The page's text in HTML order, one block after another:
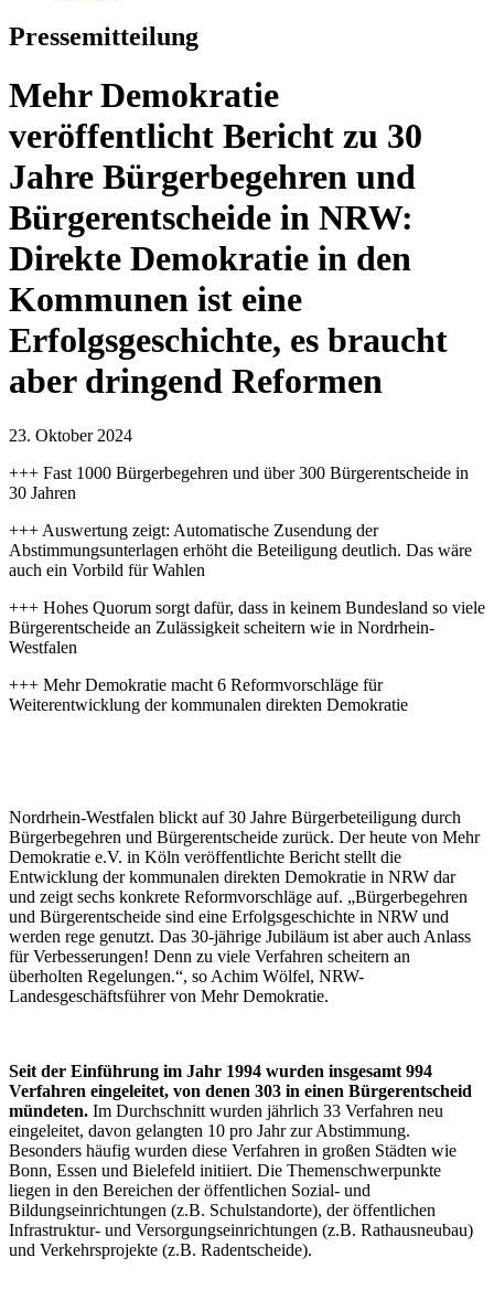
Pressemitteilung
Mehr Demokratie
veröffentlicht Bericht zu 30
Jahre Bürgerbegehren und
Bürgerentscheide in NRW:
Direkte Demokratie in den
Kommunen ist eine
Erfolgsgeschichte, es braucht
aber dringend Reformen
23. Oktober 2024
+++ Fast 1000 Bürgerbegehren und über 300 Bürgerentscheide in
30 Jahren
+++ Auswertung zeigt: Automatische Zusendung der
Abstimmungsunterlagen erhöht die Beteiligung deutlich. Das wäre
auch ein Vorbild für Wahlen
+++ Hohes Quorum sorgt dafür, dass in keinem Bundesland so viele
Bürgerentscheide an Zulässigkeit scheitern wie in Nordrhein-
Westfalen
+++ Mehr Demokratie macht 6 Reformvorschläge für
Weiterentwicklung der kommunalen direkten Demokratie
Nordrhein-Westfalen blickt auf 30 Jahre Bürgerbeteiligung durch
Bürgerbegehren und Bürgerentscheide zurück. Der heute von Mehr
Demokratie e.V. in Köln veröffentlichte Bericht stellt die
Entwicklung der kommunalen direkten Demokratie in NRW dar
und zeigt sechs konkrete Reformvorschläge auf. „Bürgerbegehren
und Bürgerentscheide sind eine Erfolgsgeschichte in NRW und
werden rege genutzt. Das 30-jährige Jubiläum ist aber auch Anlass
für Verbesserungen! Denn zu viele Verfahren scheitern an
überholten Regelungen.“, so Achim Wölfel, NRW-
Landesgeschäftsführer von Mehr Demokratie.
Seit der Einführung im Jahr 1994 wurden insgesamt 994
Verfahren eingeleitet, von denen 303 in einen Bürgerentscheid
mündeten. Im Durchschnitt wurden jährlich 33 Verfahren neu
eingeleitet, davon gelangten 10 pro Jahr zur Abstimmung.
Besonders häufig wurden diese Verfahren in großen Städten wie
Bonn, Essen und Bielefeld initiiert. Die Themenschwerpunkte
liegen in den Bereichen der öffentlichen Sozial- und
Bildungseinrichtungen (z.B. Schulstandorte), der öffentlichen
Infrastruktur- und Versorgungseinrichtungen (z.B. Rathausneubau)
und Verkehrsprojekte (z.B. Radentscheide).